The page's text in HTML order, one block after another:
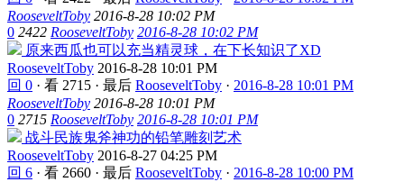
RooseveltToby 2016-8-28 10:02 PM
0 2422 RooseveltToby 2016-8-28 10:02 PM
原来西瓜也可以充当精灵球，在下长知识了XD
RooseveltToby 2016-8-28 10:01 PM
回 0 · 看 2715 · 最后 RooseveltToby · 2016-8-28 10:01 PM
RooseveltToby 2016-8-28 10:01 PM
0 2715 RooseveltToby 2016-8-28 10:01 PM
战斗民族鬼斧神功的铅笔雕刻艺术
RooseveltToby 2016-8-27 04:25 PM
回 6 · 看 2660 · 最后 RooseveltToby · 2016-8-28 10:00 PM